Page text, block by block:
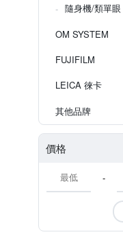
隨身機/類單眼
OM SYSTEM
FUJIFILM
LEICA 徠卡
其他品牌
價格
-